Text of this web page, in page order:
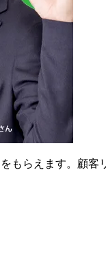
もらえます。顧客